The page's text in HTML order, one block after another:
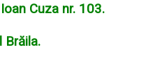
Cuza nr. 103.
Brăila.